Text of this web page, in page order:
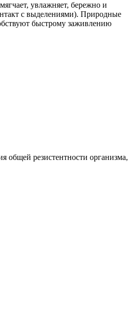
увлажняет, бережно и
с выделениями). Природные
быстрому заживлению
общей резистентности организма,